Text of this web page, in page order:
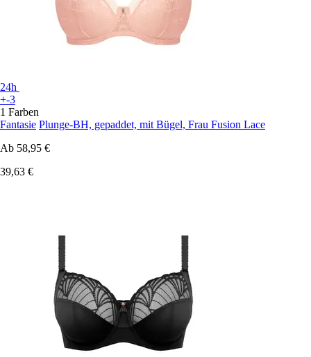
24h
+-3
1 Farben
Fantasie Plunge-BH, gepaddet, mit Bügel, Frau Fusion Lace
Ab 58,95 €
39,63 €